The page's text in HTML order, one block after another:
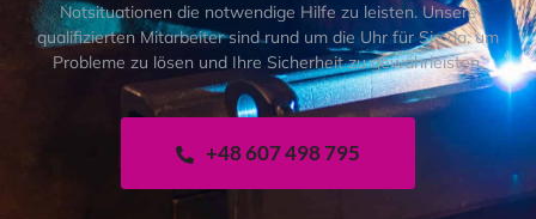
Notsituationen die notwendige Hilfe zu leisten. Unsere
qualifizierten Mitarbeiter sind rund um die Uhr für Sie da, um
Probleme zu lösen und Ihre Sicherheit zu gewährleisten.
+48 607 498 795